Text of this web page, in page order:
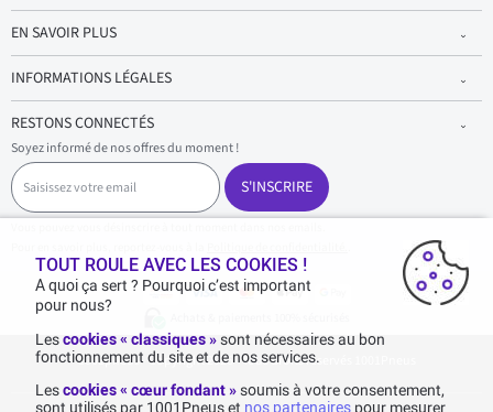
EN SAVOIR PLUS
INFORMATIONS LÉGALES
RESTONS CONNECTÉS
Soyez informé de nos offres du moment !
S
a
i
s
S'INSCRIRE
1001pneus - Copyright 2026 - Tous droits réservés 1001Pneus
TOUT ROULE AVEC LES COOKIES !
A quoi ça sert ? Pourquoi c’est important
pour nous?
Lescookies « classiques »sont nécessaires au bon
fonctionnement du site et de nos services.
Lescookies « cœur fondant » soumis à votre consentement,
sont utilisés par 1001Pneus et nos partenaires pour mesurer